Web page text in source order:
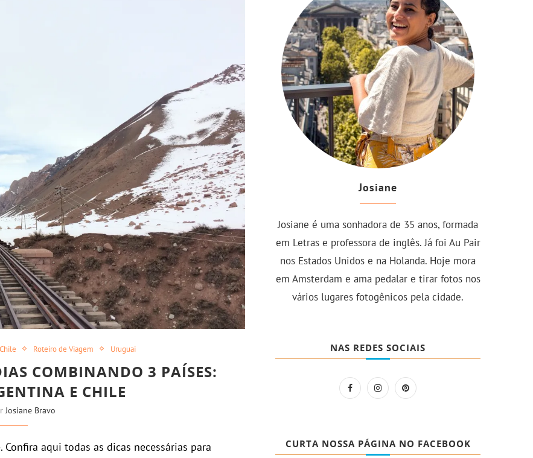
Chile Roteiro de Viagem Uruguai
COMBINANDO 3 PAÍSES:
E CHILE
Josiane Bravo
aqui todas as dicas necessárias para
Josiane
Josiane é uma sonhadora de 35 anos, formada
em Letras e professora de inglês. Já foi Au Pair
nos Estados Unidos e na Holanda. Hoje mora
em Amsterdam e ama pedalar e tirar fotos nos
vários lugares fotogênicos pela cidade.
NAS REDES SOCIAIS
CURTA NOSSA PÁGINA NO FACEBOOK